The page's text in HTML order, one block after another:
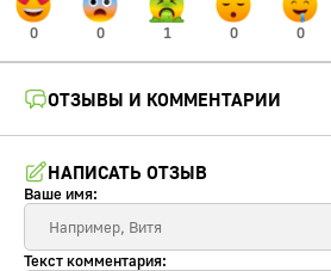
0 0 1 0 0
ОТЗЫВЫ И КОММЕНТАРИИ
НАПИСАТЬ ОТЗЫВ
Ваше имя:
Текст комментария: